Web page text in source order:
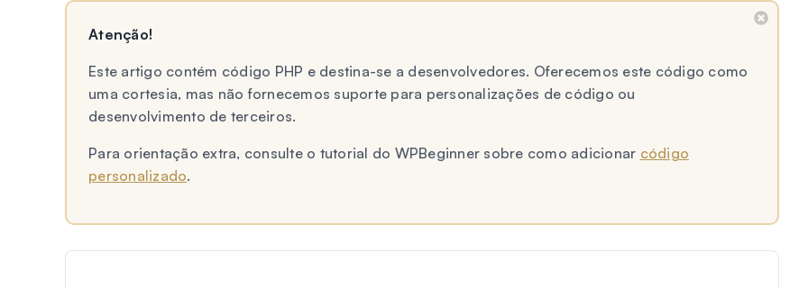
Atenção!
Este artigo contém código PHP e destina-se a desenvolvedores. Oferecemos este código como
uma cortesia, mas não fornecemos suporte para personalizações de código ou
desenvolvimento de terceiros.
Para orientação extra, consulte o tutorial do WPBeginner sobre como adicionar código
personalizado.